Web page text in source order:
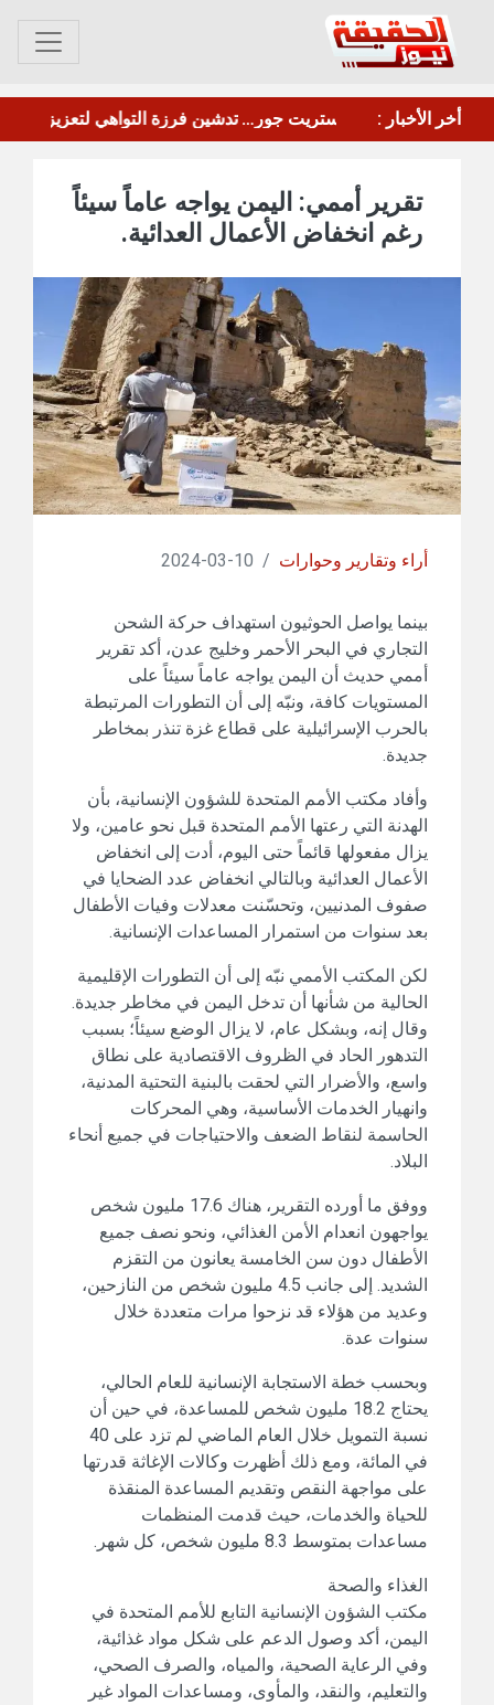
أخر الأخبار :
وقفة احتجاجية أمام سجن المنصورة تطالب بإطلاق سراح المقرحي ليس الاتفاق النووي.."وول ستريت جورنال": ترامب لوح بإمكانية وقف الحرب ضد إيران بشرط واحد
تقرير أممي: اليمن يواجه عاماً سيئاً
رغم انخفاض الأعمال العدائية.
أراء وتقارير وحوارات /
10-03-2024
بينما يواصل الحوثيون استهداف حركة الشحن
التجاري في البحر الأحمر وخليج عدن، أكد تقرير
أممي حديث أن اليمن يواجه عاماً سيئاً على
المستويات كافة، ونبّه إلى أن التطورات المرتبطة
بالحرب الإسرائيلية على قطاع غزة تنذر بمخاطر
جديدة.
وأفاد مكتب الأمم المتحدة للشؤون الإنسانية، بأن
الهدنة التي رعتها الأمم المتحدة قبل نحو عامين، ولا
يزال مفعولها قائماً حتى اليوم، أدت إلى انخفاض
الأعمال العدائية وبالتالي انخفاض عدد الضحايا في
صفوف المدنيين، وتحسّنت معدلات وفيات الأطفال
بعد سنوات من استمرار المساعدات الإنسانية.
لكن المكتب الأممي نبّه إلى أن التطورات الإقليمية
الحالية من شأنها أن تدخل اليمن في مخاطر جديدة.
وقال إنه، وبشكل عام، لا يزال الوضع سيئاً؛ بسبب
التدهور الحاد في الظروف الاقتصادية على نطاق
واسع، والأضرار التي لحقت بالبنية التحتية المدنية،
وانهيار الخدمات الأساسية، وهي المحركات
الحاسمة لنقاط الضعف والاحتياجات في جميع أنحاء
البلاد.
ووفق ما أورده التقرير، هناك 17.6 مليون شخص
يواجهون انعدام الأمن الغذائي، ونحو نصف جميع
الأطفال دون سن الخامسة يعانون من التقزم
الشديد. إلى جانب 4.5 مليون شخص من النازحين،
وعديد من هؤلاء قد نزحوا مرات متعددة خلال
سنوات عدة.
وبحسب خطة الاستجابة الإنسانية للعام الحالي،
يحتاج 18.2 مليون شخص للمساعدة، في حين أن
نسبة التمويل خلال العام الماضي لم تزد على 40
في المائة، ومع ذلك أظهرت وكالات الإغاثة قدرتها
على مواجهة النقص وتقديم المساعدة المنقذة
للحياة والخدمات، حيث قدمت المنظمات
مساعدات بمتوسط 8.3 مليون شخص، كل شهر.
الغذاء والصحة
مكتب الشؤون الإنسانية التابع للأمم المتحدة في
اليمن، أكد وصول الدعم على شكل مواد غذائية،
وفي الرعاية الصحية، والمياه، والصرف الصحي،
والتعليم، والنقد، والمأوى، ومساعدات المواد غير